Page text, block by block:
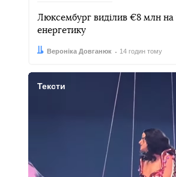
Люксембург виділив €8 млн на
енергетику
Автор:Вероніка Довганюк
Дата: 14 годин тому
Тексти